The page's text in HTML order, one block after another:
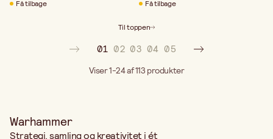
Få tilbage Få tilbage
Til toppen
01 02 03 04 05
Viser 1-24 af 113 produkter
Warhammer
Strategi, samling og kreativitet i ét